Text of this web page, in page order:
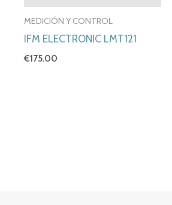
MEDICIÓN Y CONTROL
IFM ELECTRONIC LMT121
€175.00